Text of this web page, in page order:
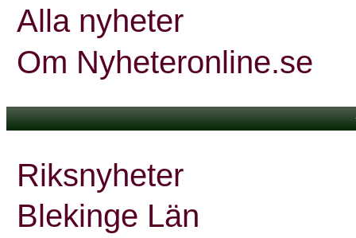
Alla nyheter
Om Nyheteronline.se
Riksnyheter
Blekinge Län